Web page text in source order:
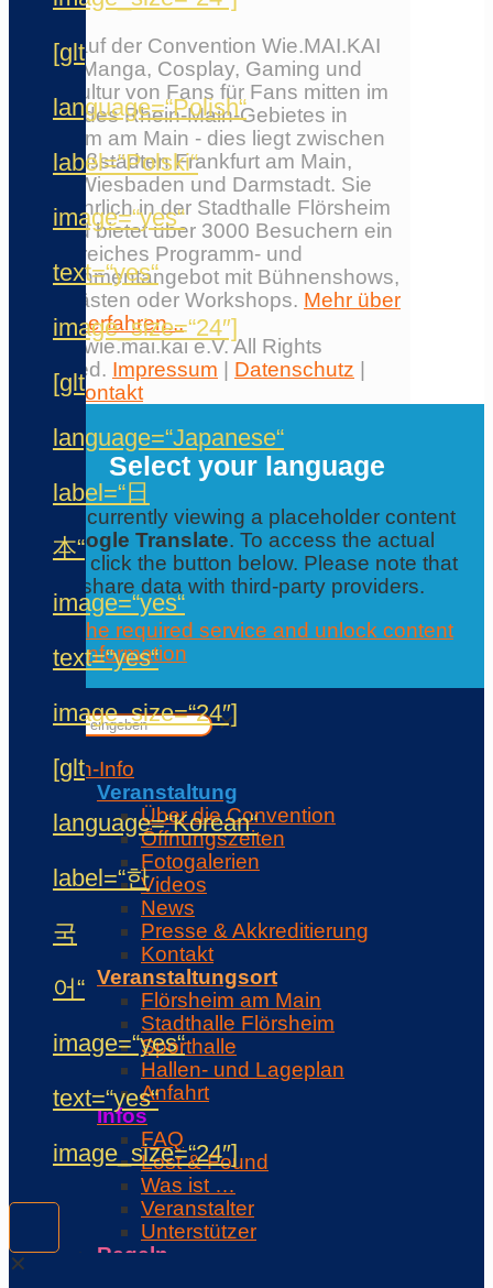
[glt
language=“Polish“
label=“Polski“
image=“yes“
text=“yes“
image_size=“24″]
[glt
language=“Japanese“
label=“日
本“
image=“yes“
text=“yes“
image_size=“24″]
[glt
language=“Korean“
label=“한
국
어“
image=“yes“
text=“yes“
image_size=“24″]
✕
Erlebe auf der Convention Wie.MAI.KAI
Anime, Manga, Cosplay, Gaming und
Japankultur von Fans für Fans mitten im
Herzen des Rhein-Main-Gebietes in
Flörsheim am Main - dies liegt zwischen
den Großstädten Frankfurt am Main,
Mainz, Wiesbaden und Darmstadt. Sie
findet jährlich in der Stadthalle Flörsheim
statt und bietet über 3000 Besuchern ein
umfangreiches Programm- und
Entertainmentangebot mit Bühnenshows,
Ehrengästen oder Workshops. Mehr über
die Con erfahren...
© 2026 wie.mai.kai e.V. All Rights
Reserved. Impressum Datenschutz
|Kontakt
Select your language
You are currently viewing a placeholder content
fromGoogle Translate. To access the actual
content, click the button below. Please note that
this will share data with third-party providers.
Accept the required service and unlock content
Further information
Contact
✕
Con-Info
Veranstaltung
Über die Convention
Öffnungszeiten
Fotogalerien
Videos
News
Presse & Akkreditierung
Kontakt
Veranstaltungsort
Flörsheim am Main
Stadthalle Flörsheim
Sporthalle
Hallen- und Lageplan
Anfahrt
Infos
FAQ
Lost & Found
Was ist …
Veranstalter
Unterstützer
Regeln